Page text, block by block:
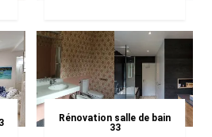
Rénovation salle de bain
33